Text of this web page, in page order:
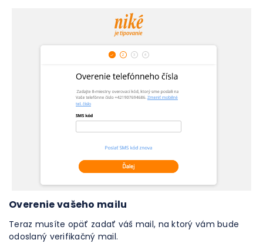
Overenie vašeho mailu
Teraz musíte opäť zadať váš mail, na ktorý vám bude
odoslaný verifikačný mail.